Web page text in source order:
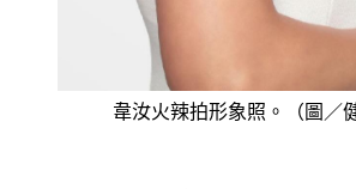
韋汝火辣拍形象照。（圖／